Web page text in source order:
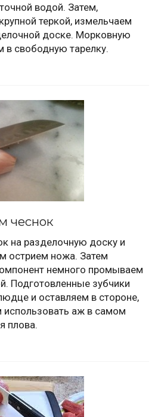
водой. Затем,
теркой, измельчаем
доске. Морковную
в свободную тарелку.
чеснок
на разделочную доску и
острием ножа. Затем
немного промываем
Подготовленные зубчики
и оставляем в стороне,
аж в самом
плова.